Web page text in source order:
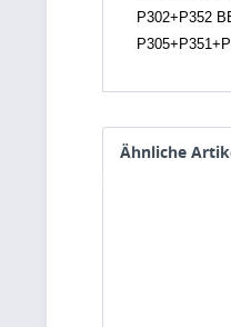
P302+P352
Ähnliche